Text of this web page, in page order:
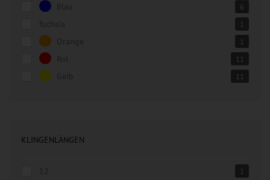
6
1
1
11
11
KLINGENLÄNGEN
1